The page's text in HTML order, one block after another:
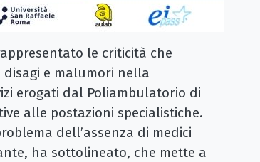
le criticità che
e malumori nella
erogati dal Poliambulatorio di
alle postazioni specialistiche.
dell’assenza di medici
ha sottolineato, che mette a